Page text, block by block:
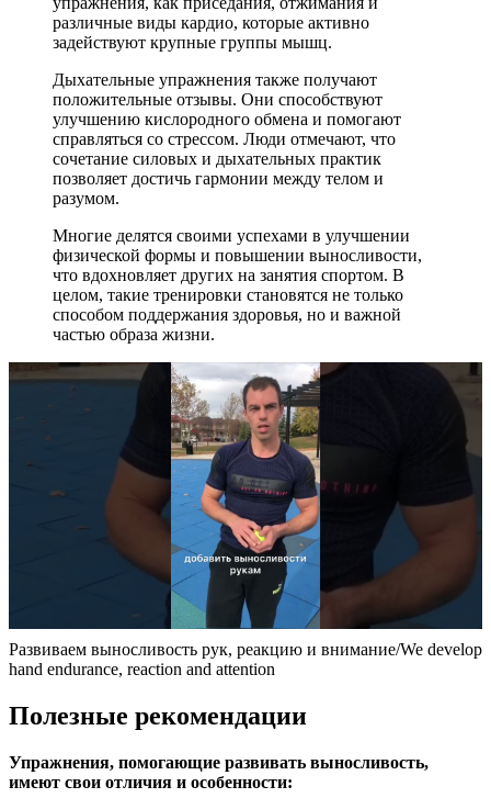
различные виды кардио, которые активно
задействуют крупные группы мышц.
Дыхательные упражнения также получают
положительные отзывы. Они способствуют
улучшению кислородного обмена и помогают
справляться со стрессом. Люди отмечают, что
сочетание силовых и дыхательных практик
позволяет достичь гармонии между телом и
разумом.
Многие делятся своими успехами в улучшении
физической формы и повышении выносливости,
что вдохновляет других на занятия спортом. В
целом, такие тренировки становятся не только
способом поддержания здоровья, но и важной
частью образа жизни.
Развиваем выносливость рук, реакцию и внимание/We develop
hand endurance, reaction and attention
Полезные рекомендации
Упражнения, помогающие развивать выносливость,
имеют свои отличия и особенности: